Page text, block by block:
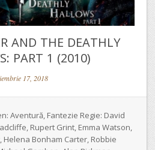
AND THE DEATHLY
PART 1 (2010)
17, 2018
Aventură, Fantezie Regie: David
Rupert Grint, Emma Watson,
Helena Bonham Carter, Robbie